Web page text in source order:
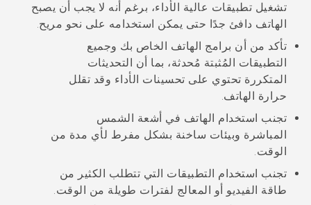
أجهزة HTC والملحقات
تشغيل تطبيقات عالية الأداء، برغم أنه لا يجب أن يصبح
الهاتف دافئ جدًا حتى يمكن استخدامه على نحو مريح.
تأكد من أن برامج الهاتف الخاص بك وجميع
التطبيقات المُثبتة مُحدثة، بما أن التحديثات
المتكررة تحتوي على تحسينات الأداء وقد تقلل
حرارة الهاتف.
تجنب استخدام الهاتف في أشعة الشمس
المباشرة وبيئات ساخنة بشكل مفرط لأي مدة من
الوقت.
تجنب استخدام التطبيقات التي تتطلب الكثير من
طاقة الفيديو أو المعالج لفترات طويلة من الوقت.